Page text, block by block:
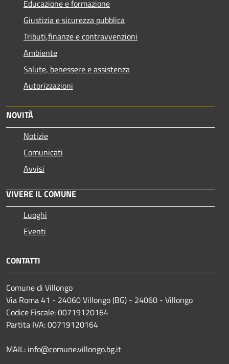
Educazione e formazione
Giustizia e sicurezza pubblica
Tributi,finanze e contravvenzioni
Ambiente
Salute, benessere e assistenza
Autorizzazioni
NOVITÀ
Notizie
Comunicati
Avvisi
VIVERE IL COMUNE
Luoghi
Eventi
CONTATTI
Comune di Villongo
Via Roma 41 - 24060 Villongo (BG) - 24060 - Villongo
Codice Fiscale: 00719120164
Partita IVA: 00719120164
MAIL: info@comune.villongo.bg.it